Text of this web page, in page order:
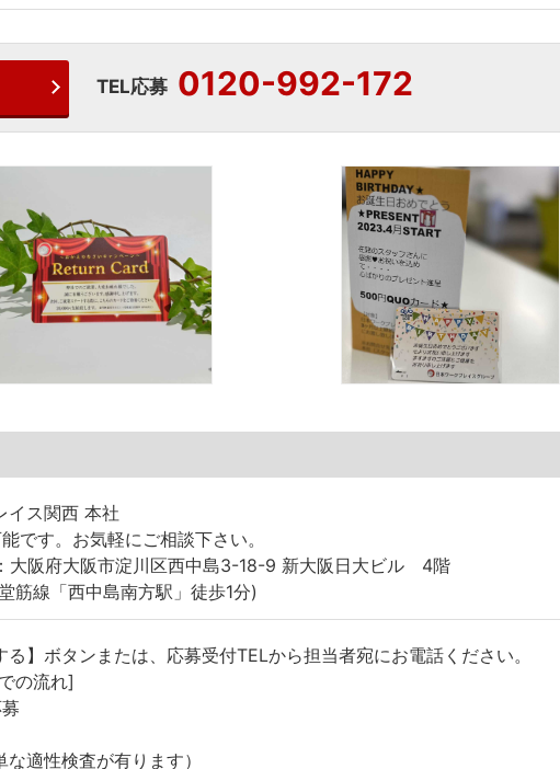
TEL応募 0120-992-172
イス関西 本社
です。お気軽にご相談下さい。
大阪府大阪市淀川区西中島3-18-9 新大阪日大ビル 4階
筋線「西中島南方駅」徒歩1分)
る】ボタンまたは、応募受付TELから担当者宛にお電話ください。
の流れ]
な適性検査が有ります）